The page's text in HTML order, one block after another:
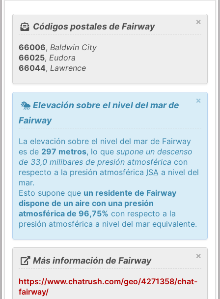
×
Códigos postales de Fairway
66006,Baldwin City
66025,Eudora
66044,Lawrence
×
Elevación sobre el nivel del mar de
Fairway
La elevación sobre el nivel del mar de Fairway
es de 297 metros, lo quesupone un descenso
de 33,0 milibares de presión atmosférica con
respecto a la presión atmosférica ISA a nivel del
mar.
Esto supone que un residente de Fairway
dispone de un aire con una presión
atmosférica de 96,75% con respecto a la
presión atmosférica a nivel del mar equivalente.
×
Más información de Fairway
https://www.chatrush.com/geo/4271358/chat-
fairway/